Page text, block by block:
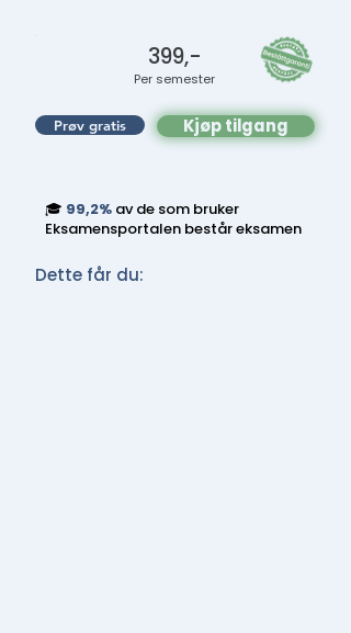
399,-
Per semester
Prøv gratis Kjøp tilgang
🎓 99,2% av de som bruker
Eksamensportalen består eksamen
Dette får du: